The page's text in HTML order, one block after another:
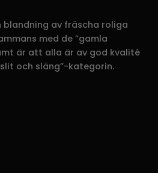
blandning av fräscha roliga
med de ”gamla
är att alla är av god kvalité
och släng”-kategorin.